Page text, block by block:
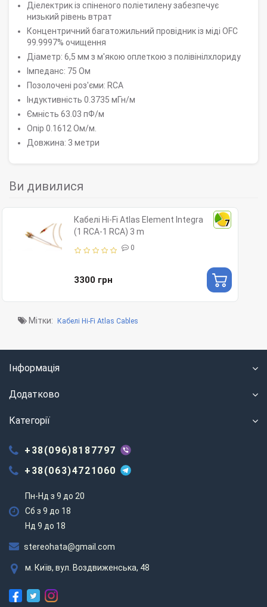
Діелектрик із спіненого поліетилену забезпечує
низький рівень втрат
Концентричний багатожильний провідник із міді OFC
99.9997% очищення
Діаметр: 6,5 мм з м'якою оплеткою з полівінілхлориду
Імпеданс: 75 Ом
Позолочені роз'єми: RCA
Індуктивність 0.3735 мГн/м
Ємність 63.03 пФ/м
Опір 0.1612 Ом/м.
Довжина: 3 метри
Ви дивилися
7
Кабелі Hi-Fi Atlas Element Integra
(1 RCA-1 RCA) 3 m
0
3300 грн
Мітки: Кабелі Hi-Fi Atlas Cables
Інформація
Додатково
Категорії
+38(096)8187797
+38(063)4721060
Пн-Нд з 9 до 20
Сб з 9 до 18
Нд 9 до 18
stereohata@gmail.com
м. Київ, вул. Воздвиженська, 48